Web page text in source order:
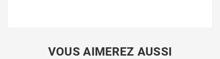
VOUS AIMEREZ AUSSI